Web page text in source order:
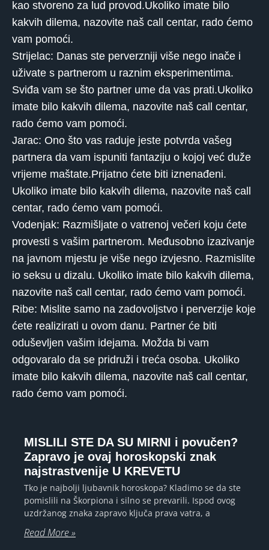
kao stvoreno za lud provod.Ukoliko imate bilo
kakvih dilema, nazovite naš call centar, rado ćemo
vam pomoći.
Strijelac: Danas ste perverzniji više nego inače i
uživate s partnerom u raznim eksperimentima.
Sviđa vam se što partner ume da vas prati.Ukoliko
imate bilo kakvih dilema, nazovite naš call centar,
rado ćemo vam pomoći.
Jarac: Ono što vas raduje jeste potvrda vašeg
partnera da vam ispuniti fantaziju o kojoj već duže
vrijeme maštate.Prijatno ćete biti iznenađeni.
Ukoliko imate bilo kakvih dilema, nazovite naš call
centar, rado ćemo vam pomoći.
Vodenjak: Razmišljate o vatrenoj večeri koju ćete
provesti s vašim partnerom. Međusobno izazivanje
na javnom mjestu je više nego izvjesno. Razmislite
io seksu u dizalu. Ukoliko imate bilo kakvih dilema,
nazovite naš call centar, rado ćemo vam pomoći.
Ribe: Mislite samo na zadovoljstvo i perverzije koje
ćete realizirati u ovom danu. Partner će biti
oduševljen vašim idejama. Možda bi vam
odgovaralo da se pridruži i treća osoba. Ukoliko
imate bilo kakvih dilema, nazovite naš call centar,
rado ćemo vam pomoći.
MISLILI STE DA SU MIRNI i povučen?
Zapravo je ovaj horoskopski znak
najstrastvenije U KREVETU
Tko je najbolji ljubavnik horoskopa? Kladimo se da ste
pomislili na Škorpiona i silno se prevarili. Ispod ovog
uzdržanog znaka zapravo ključa prava vatra, a
Read More »